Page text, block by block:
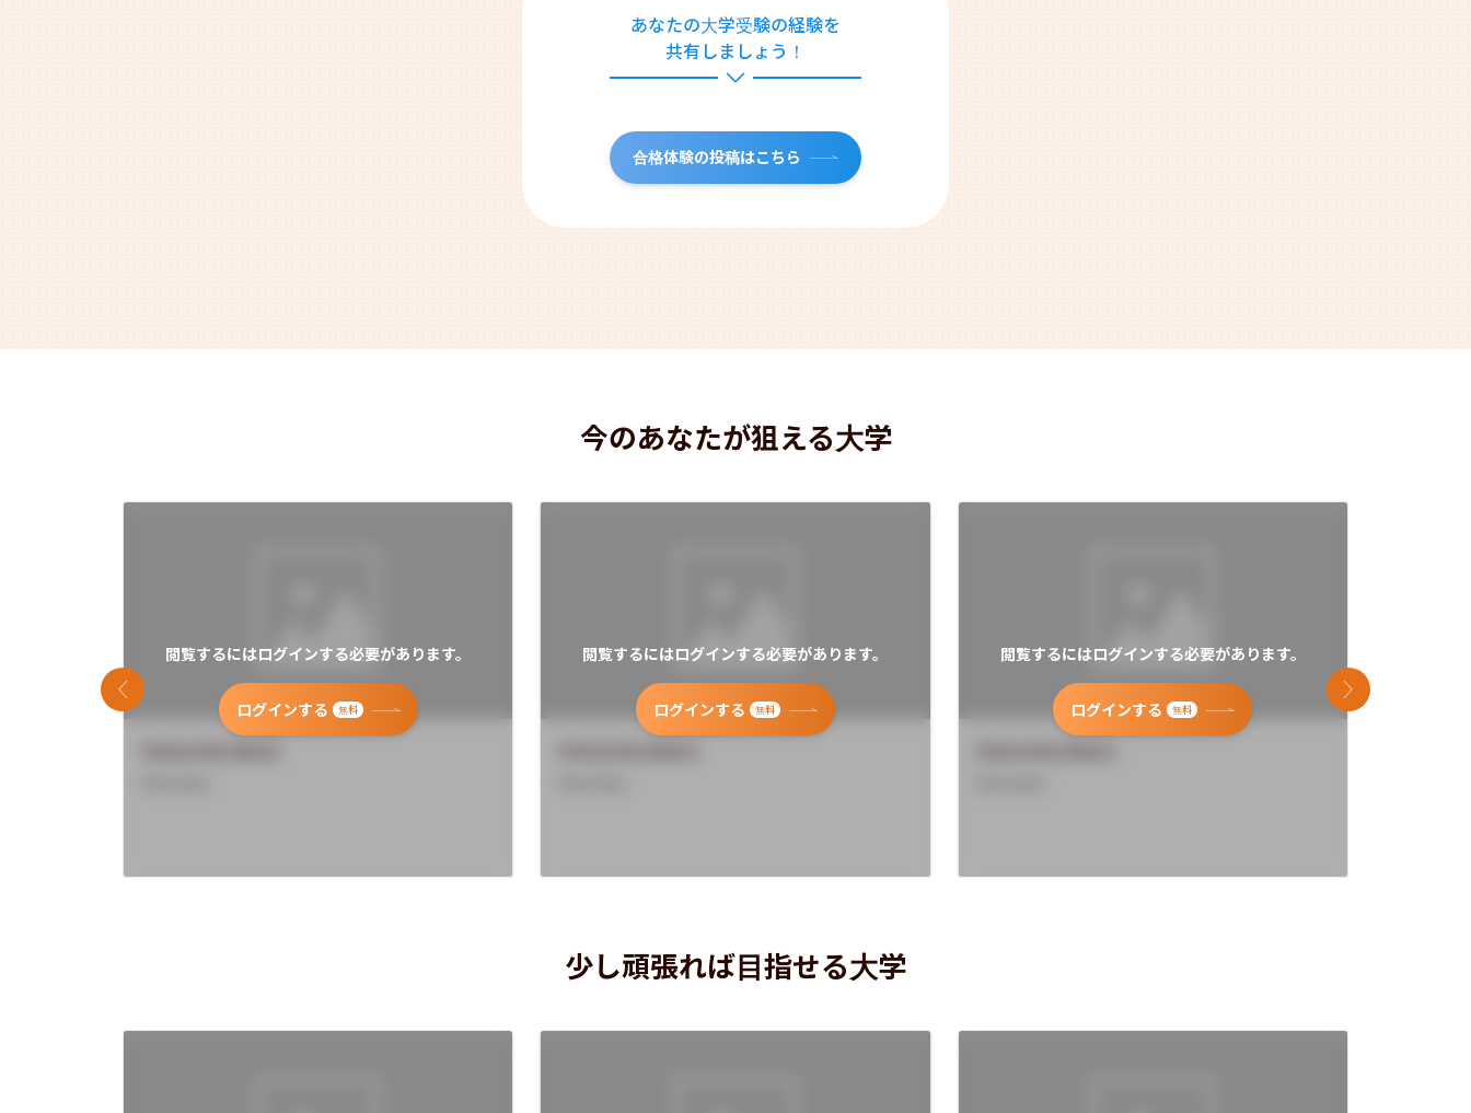
あなたの大学受験の経験を
共有しましょう！
合格体験の投稿はこちら
今のあなたが狙える大学
閲覧するにはログインする必要があります。
ログインする 無料
閲覧するにはログインする必要があります。
ログインする 無料
閲覧するにはログインする必要があります。
ログインする 無料
前のスライド 次のスライド
少し頑張れば目指せる大学